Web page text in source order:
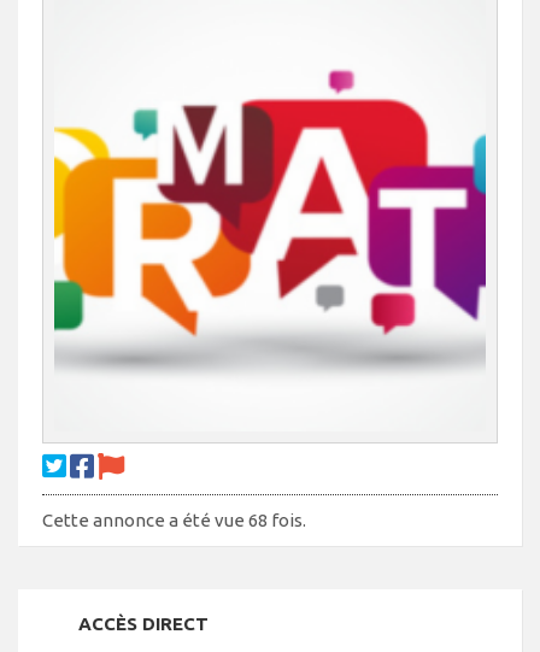
Cette annonce a été vue 68 fois.
ACCÈS DIRECT